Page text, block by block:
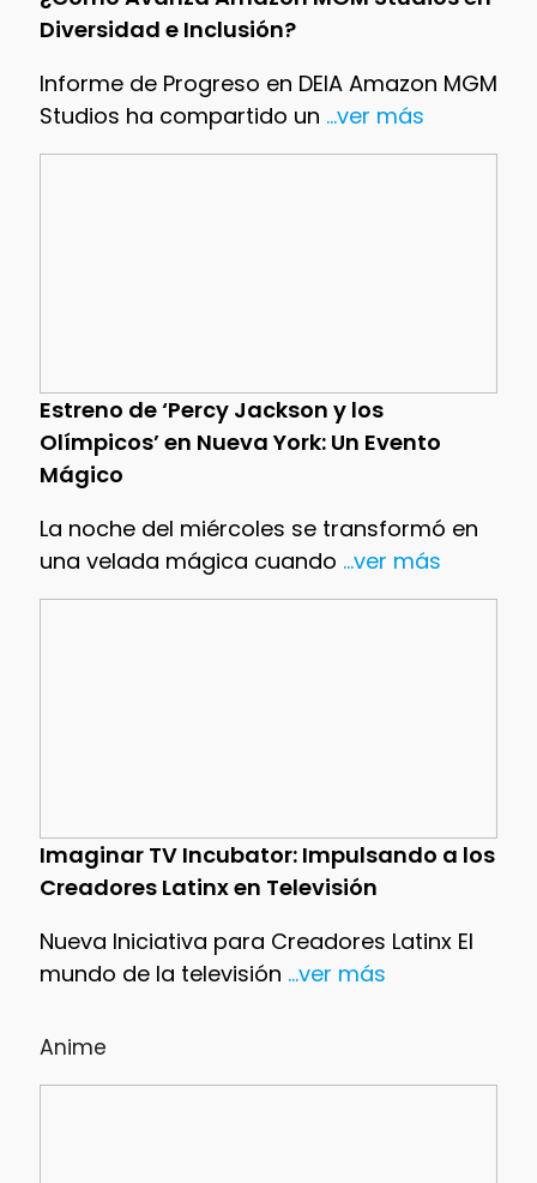
Diversidad e Inclusión?
Informe de Progreso en DEIA Amazon MGM
Studios ha compartido un ...ver más
Estreno de ‘Percy Jackson y los
Olímpicos’ en Nueva York: Un Evento
Mágico
La noche del miércoles se transformó en
una velada mágica cuando ...ver más
Imaginar TV Incubator: Impulsando a los
Creadores Latinx en Televisión
Nueva Iniciativa para Creadores Latinx El
mundo de la televisión ...ver más
Anime